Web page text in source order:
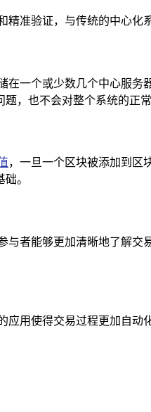
准验证，与传统的中心化
一个或少数几个中心服
，也不会对整个系统的正常
，一旦一个区块被添加到区
。
者能够更加清晰地了解
用使得交易过程更加自动